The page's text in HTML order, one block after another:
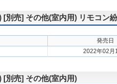
[別売] その他(室内用) リモコン
発売日
2022年02月
[別売] その他(室内用)